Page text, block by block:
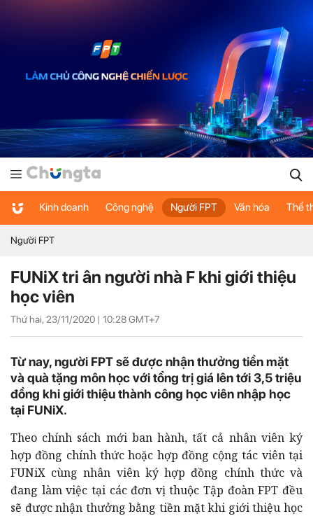
Kinh doanh Công nghệ Người FPT Văn hóa Thể
Người FPT
FUNiX tri ân người nhà F khi giới thiệu
học viên
Thứ hai, 23/11/2020 | 10:28GMT+7
Từ nay, người FPT sẽ được nhận thưởng tiền mặt
và quà tặng môn học với tổng trị giá lên tới 3,5 triệu
đồng khi giới thiệu thành công học viên nhập học
tại FUNiX.
Theo chính sách mới ban hành, tất cả nhân viên ký
hợp đồng chính thức hoặc hợp đồng cộng tác viên tại
FUNiX cùng nhân viên ký hợp đồng chính thức và
đang làm việc tại các đơn vị thuộc Tập đoàn FPT đều
sẽ được nhận thưởng bằng tiền mặt khi giới thiệu học